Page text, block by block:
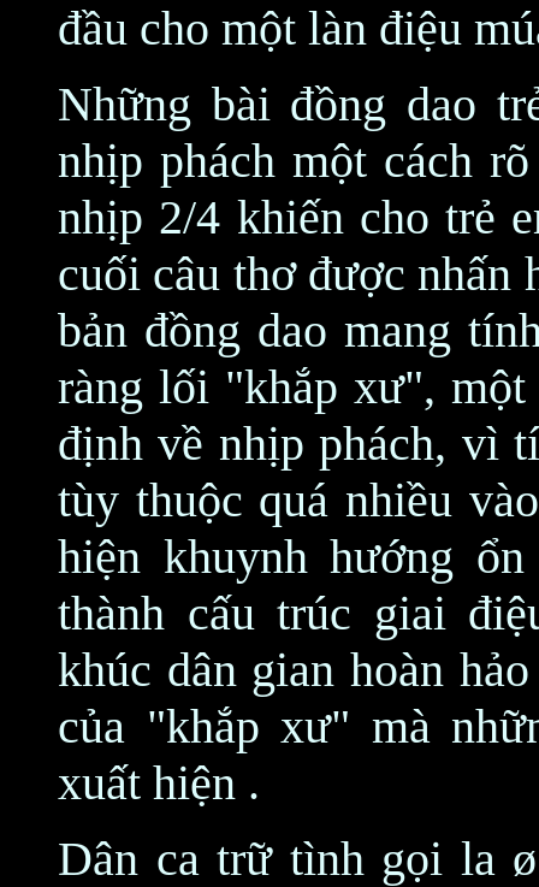
đầu cho một làn điệu
Những bài đồng dao
nhịp phách một cách
nhịp 2/4 khiến cho trẻ
cuối câu thơ được nhấn
bản đồng dao mang
ràng lối "khắp xư", một
định về nhịp phách, vì
tùy thuộc quá nhiều
hiện khuynh hướng
thành cấu trúc giai
khúc dân gian hoàn
của "khắp xư" mà
xuất hiện .
Dân ca trữ tình gọi la